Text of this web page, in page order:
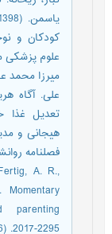
علوم پزشکی مازندارن.
میرزا محمد
تعدیل غذا
هیجانی و
فصلنامه
A. R.,
parenting
.2017-2295